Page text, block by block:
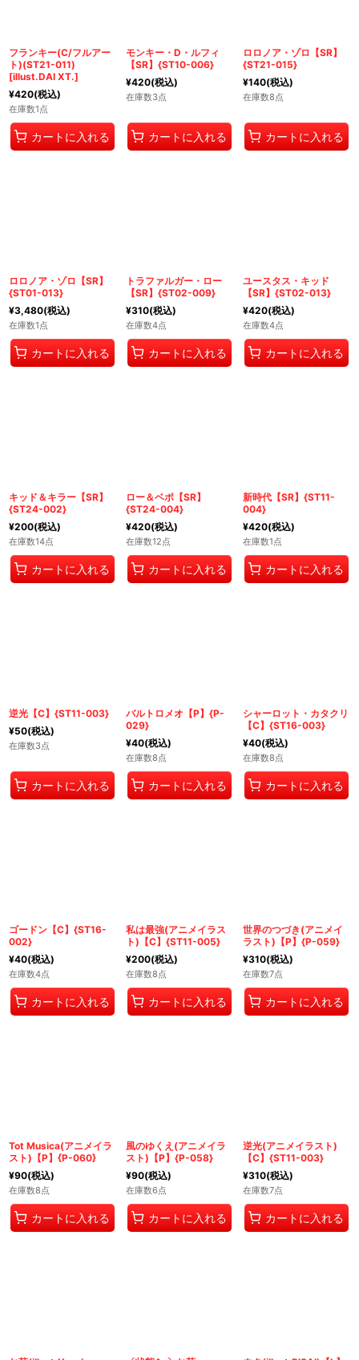
フランキー(C/フルアー
ト)(ST21-011)
[illust.DAI XT.]
¥420(税込)
在庫数1点
カートに入れる
モンキー・D・ルフィ
【SR】{ST10-006}
¥420(税込)
在庫数3点
カートに入れる
ロロノア・ゾロ【SR】
{ST21-015}
¥140(税込)
在庫数8点
カートに入れる
ロロノア・ゾロ【SR】
{ST01-013}
¥3,480(税込)
在庫数1点
カートに入れる
トラファルガー・ロー
【SR】{ST02-009}
¥310(税込)
在庫数4点
カートに入れる
ユースタス・キッド
【SR】{ST02-013}
¥420(税込)
在庫数4点
カートに入れる
キッド＆キラー【SR】
{ST24-002}
¥200(税込)
在庫数14点
カートに入れる
ロー＆ベポ【SR】
{ST24-004}
¥420(税込)
在庫数12点
カートに入れる
新時代【SR】{ST11-
004}
¥420(税込)
在庫数1点
カートに入れる
逆光【C】{ST11-003}
¥50(税込)
在庫数3点
カートに入れる
バルトロメオ【P】{P-
029}
¥40(税込)
在庫数8点
カートに入れる
シャーロット・カタクリ
【C】{ST16-003}
¥40(税込)
在庫数8点
カートに入れる
ゴードン【C】{ST16-
002}
¥40(税込)
在庫数4点
カートに入れる
私は最強(アニメイラス
ト)【C】{ST11-005}
¥200(税込)
在庫数8点
カートに入れる
世界のつづき(アニメイ
ラスト)【P】{P-059}
¥310(税込)
在庫数7点
カートに入れる
Tot Musica(アニメイラ
スト)【P】{P-060}
¥90(税込)
在庫数8点
カートに入れる
風のゆくえ(アニメイラ
スト)【P】{P-058}
¥90(税込)
在庫数6点
カートに入れる
逆光(アニメイラスト)
【C】{ST11-003}
¥310(税込)
在庫数7点
カートに入れる